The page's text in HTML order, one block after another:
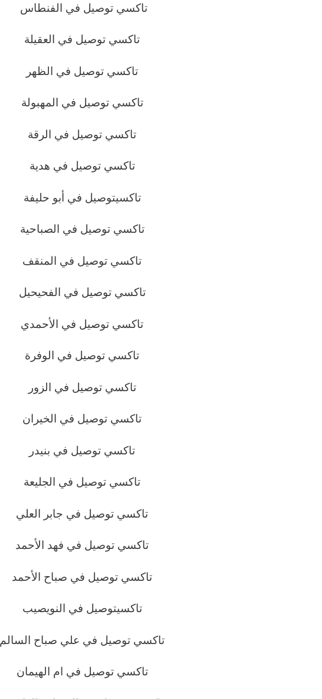
تاكسي توصيل في الفنطاس
تاكسي توصيل في العقيلة
تاكسي توصيل في الظهر
تاكسي توصيل في المهبولة
تاكسي توصيل في الرقة
تاكسي توصيل في هدية
تاكسيتوصيل في أبو حليفة
تاكسي توصيل في الصباحية
تاكسي توصيل في المنقف
تاكسي توصيل في الفحيحيل
تاكسي توصيل في الأحمدي
تاكسي توصيل في الوفرة
تاكسي توصيل في الزور
تاكسي توصيل في الخيران
تاكسي توصيل في بنيدر
تاكسي توصيل في الجليعة
تاكسي توصيل في جابر العلي
تاكسي توصيل في فهد الأحمد
تاكسي توصيل في صباح الأحمد
تاكسيتوصيل في النويصيب
تاكسي توصيل في علي صباح السالم
تاكسي توصيل في ام الهيمان